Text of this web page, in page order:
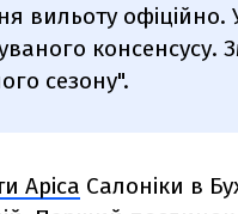
вильоту офіційно.
консенсусу.
сезону".
Аріса Салоніки в